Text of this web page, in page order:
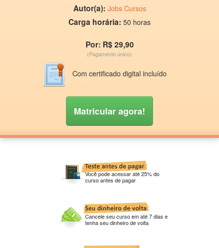
Autor(a): Jobs Cursos
Carga horária: 50 horas
Por: R$ 29,90
(Pagamento único)
Com certificado digital incluído
Matricular agora!
Você pode acessar até 25% do
curso antes de pagar
Cancele seu curso em até 7 dias e
tenha seu dinheiro de volta